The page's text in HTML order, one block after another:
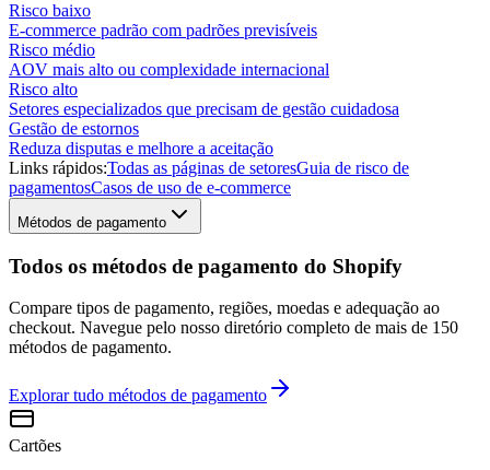
Risco baixo
E-commerce padrão com padrões previsíveis
Risco médio
AOV mais alto ou complexidade internacional
Risco alto
Setores especializados que precisam de gestão cuidadosa
Gestão de estornos
Reduza disputas e melhore a aceitação
Links rápidos:Todas as páginas de setoresGuia de risco de
pagamentosCasos de uso de e-commerce
Métodos de pagamento
Todos os métodos de pagamento do Shopify
Compare tipos de pagamento, regiões, moedas e adequação ao
checkout. Navegue pelo nosso diretório completo de mais de 150
métodos de pagamento.
Explorar tudo métodos de pagamento
Cartões